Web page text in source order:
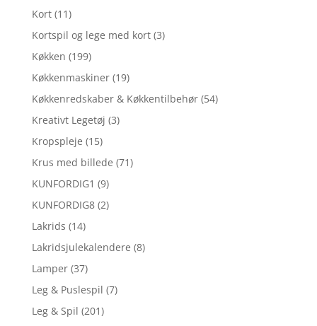
Kort (11)
Kortspil og lege med kort (3)
Køkken (199)
Køkkenmaskiner (19)
Køkkenredskaber & Køkkentilbehør (54)
Kreativt Legetøj (3)
Kropspleje (15)
Krus med billede (71)
KUNFORDIG1 (9)
KUNFORDIG8 (2)
Lakrids (14)
Lakridsjulekalendere (8)
Lamper (37)
Leg & Puslespil (7)
Leg & Spil (201)